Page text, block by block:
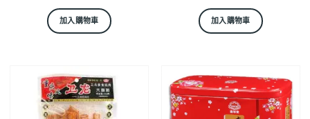
加入購物車 加入購物車